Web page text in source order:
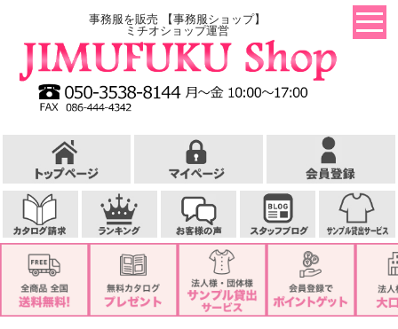
事務服を販売 【事務服ショップ】
ミチオショップ運営